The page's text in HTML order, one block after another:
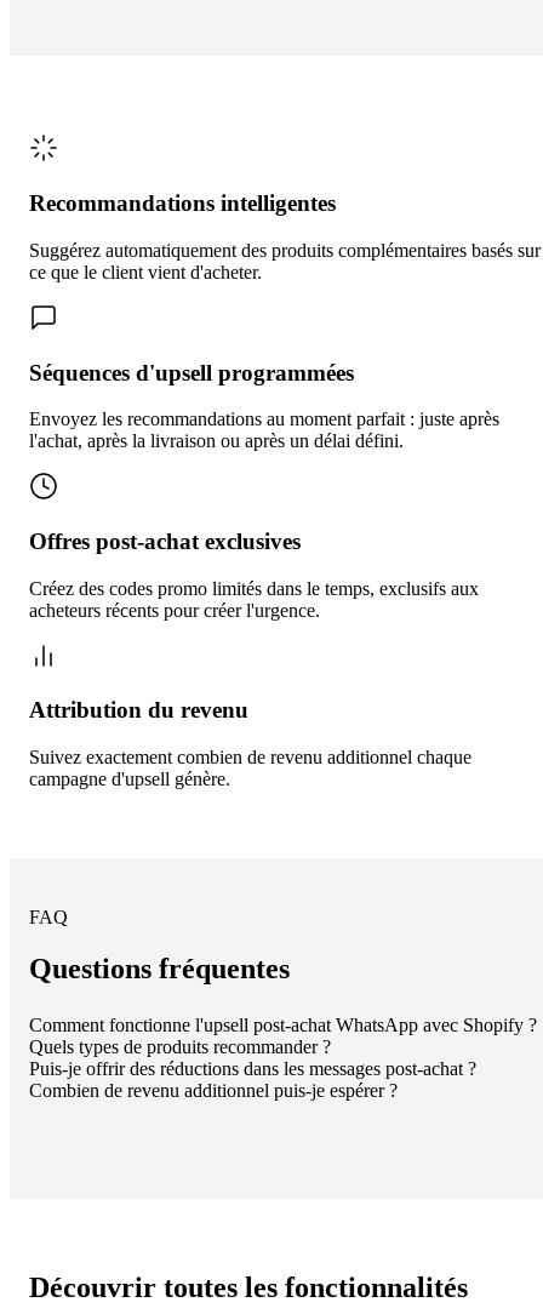
Recommandations intelligentes
Suggérez automatiquement des produits complémentaires basés sur
ce que le client vient d'acheter.
Séquences d'upsell programmées
Envoyez les recommandations au moment parfait : juste après
l'achat, après la livraison ou après un délai défini.
Offres post-achat exclusives
Créez des codes promo limités dans le temps, exclusifs aux
acheteurs récents pour créer l'urgence.
Attribution du revenu
Suivez exactement combien de revenu additionnel chaque
campagne d'upsell génère.
FAQ
Questions fréquentes
Comment fonctionne l'upsell post-achat WhatsApp avec Shopify ?
Quels types de produits recommander ?
Puis-je offrir des réductions dans les messages post-achat ?
Combien de revenu additionnel puis-je espérer ?
Découvrir toutes les fonctionnalités